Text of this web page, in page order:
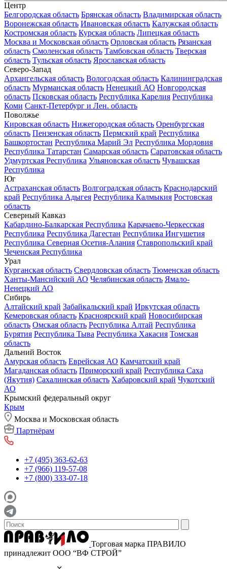
Центр
Белгородская область Брянская область Владимирская область
Воронежская область Ивановская область Калужская область
Костромская область Курская область Липецкая область
Москва и Московская область Орловская область Рязанская
область Смоленская область Тамбовская область Тверская
область Тульская область Ярославская область
Северо-Запад
Архангельская область Вологодская область Калининградская
область Мурманская область Ненецкий АО Новгородская
область Псковская область Республика Карелия Республика
Коми Санкт-Петербург и Лен. область
Поволжье
Кировская область Нижегородская область Оренбургская
область Пензенская область Пермский край Республика
Башкортостан Республика Марий Эл Республика Мордовия
Республика Татарстан Самарская область Саратовская область
Удмуртская Республика Ульяновская область Чувашская
Республика
Юг
Астраханская область Волгоградская область Краснодарский
край Республика Адыгея Республика Калмыкия Ростовская
область
Северный Кавказ
Кабардино-Балкарская Республика Карачаево-Черкесская
Республика Республика Дагестан Республика Ингушетия
Республика Северная Осетия-Алания Ставропольский край
Чеченская Республика
Урал
Курганская область Свердловская область Тюменская область
Ханты-Мансийский АО Челябинская область Ямало-
Ненецкий АО
Сибирь
Алтайский край Забайкальский край Иркутская область
Кемеровская область Красноярский край Новосибирская
область Омская область Республика Алтай Республика
Бурятия Республика Тыва Республика Хакасия Томская
область
Дальний Восток
Амурская область Еврейская АО Камчатский край
Магаданская область Приморский край Республика Саха
(Якутия) Сахалинская область Хабаровский край Чукотский
АО
Крымский федеральный округ
Крым
Москва и Московская область
Партнёрам
+7 (495) 363-62-63
+7 (966) 119-57-08
+7 (800) 333-07-18
Торговая марка ПРАВИЛО
принадлежит ООО “ВФ СТРОЙ”